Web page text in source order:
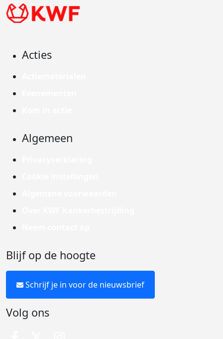
Acties
Algemeen
Blijf op de hoogte
Schrijf je in voor de nieuwsbrief
Volg ons